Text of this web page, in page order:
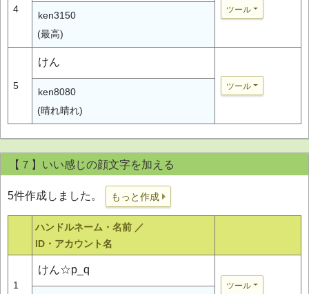
4 ツール
ken3150
(最高)
5
けん
ツール
ken8080
(晴れ晴れ)
【７】いい感じの顔文字を加える
5件作成しました。 もっと作成
ハンドルネーム・名前 ／
ID・アカウント名
1
けん☆p_q
ツール